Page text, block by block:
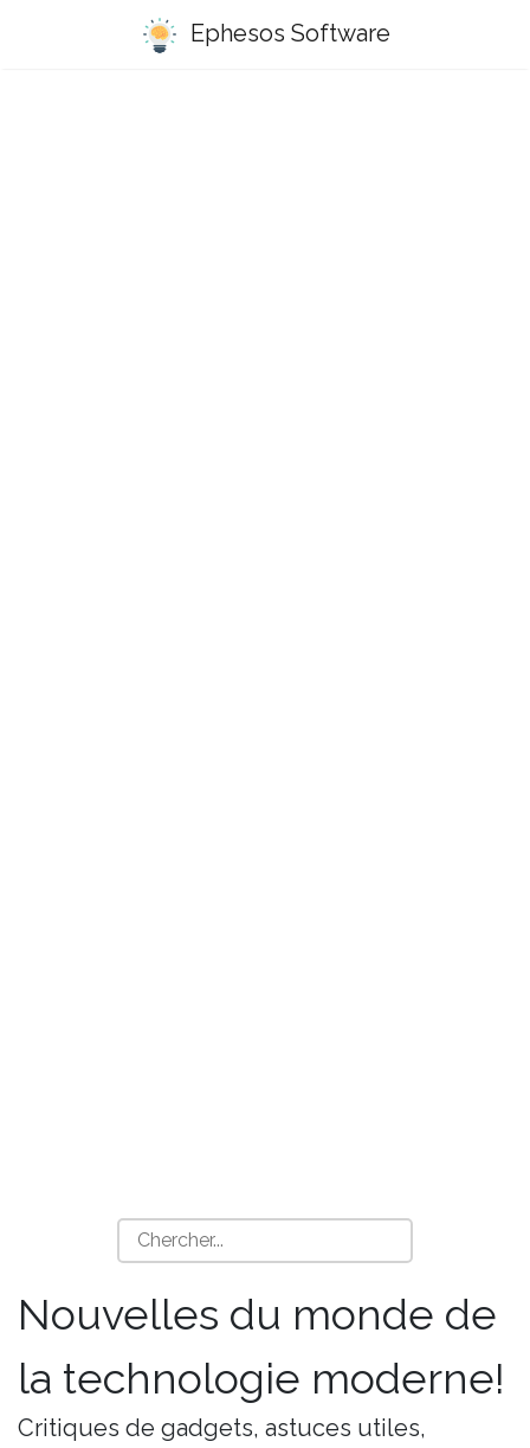
Ephesos Software
Nouvelles du monde de
la technologie moderne!
Critiques de gadgets, astuces utiles,